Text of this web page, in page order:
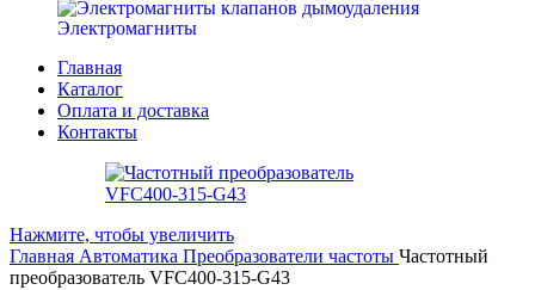
Электромагниты
Главная
Каталог
Оплата и доставка
Контакты
Нажмите, чтобы увеличить
Главная Автоматика Преобразователи частоты Частотный
преобразователь VFC400-315-G43